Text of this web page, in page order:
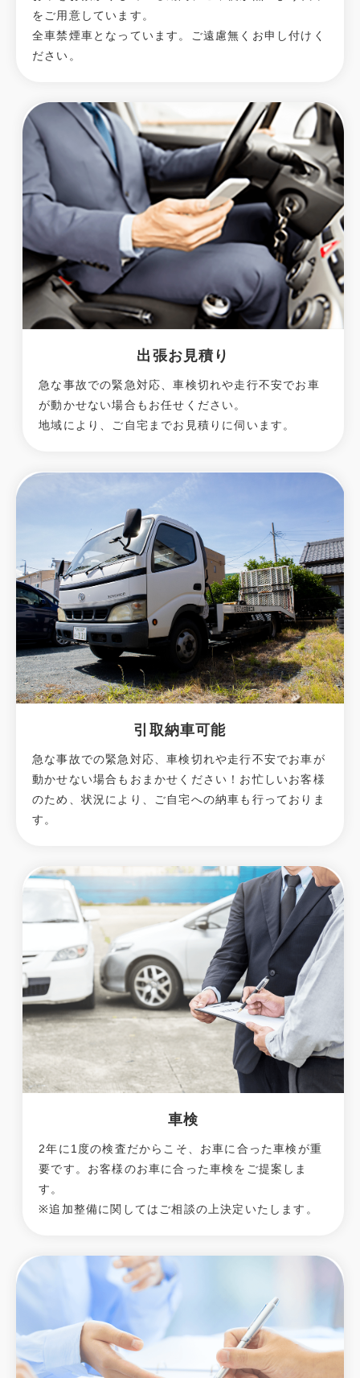
をご用意しています。
全車禁煙車となっています。ご遠慮無くお申し付けく
ださい。
出張お見積り
急な事故での緊急対応、車検切れや走行不安でお車
が動かせない場合もお任せください。
地域により、ご自宅までお見積りに伺います。
引取納車可能
急な事故での緊急対応、車検切れや走行不安でお車が
動かせない場合もおまかせください！お忙しいお客様
のため、状況により、ご自宅への納⾞も⾏っておりま
す。
車検
2年に1度の検査だからこそ、お車に合った車検が重
要です。お客様のお車に合った車検をご提案しま
す。
※追加整備に関してはご相談の上決定いたします。